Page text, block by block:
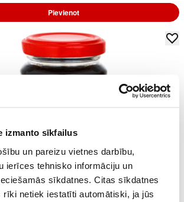
izmanto sīkfailus
un pareizu vietnes darbību,
ierīces tehnisko informāciju un
sīkdatnes. Citas sīkdatnes
rīki netiek iestatīti automātiski, ja jūs
Pievienot